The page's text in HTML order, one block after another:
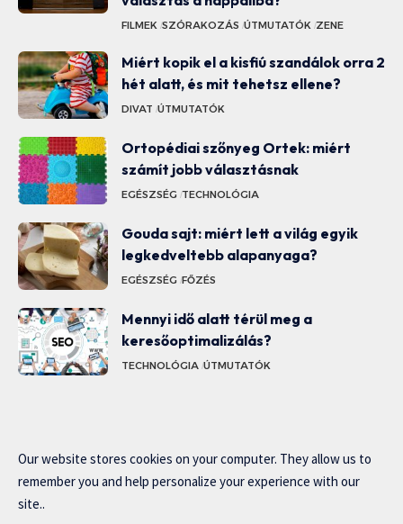
FILMEK SZÓRAKOZÁS ÚTMUTATÓK ZENE
Miért kopik el a kisfiú szandálok orra 2
hét alatt, és mit tehetsz ellene?
DIVAT ÚTMUTATÓK
Ortopédiai szőnyeg Ortek: miért
számít jobb választásnak
EGÉSZSÉG TECHNOLÓGIA
Gouda sajt: miért lett a világ egyik
legkedveltebb alapanyaga?
EGÉSZSÉG FŐZÉS
Mennyi idő alatt térül meg a
keresőoptimalizálás?
TECHNOLÓGIA ÚTMUTATÓK
Our website stores cookies on your computer. They allow us to
remember you and help personalize your experience with our
site..